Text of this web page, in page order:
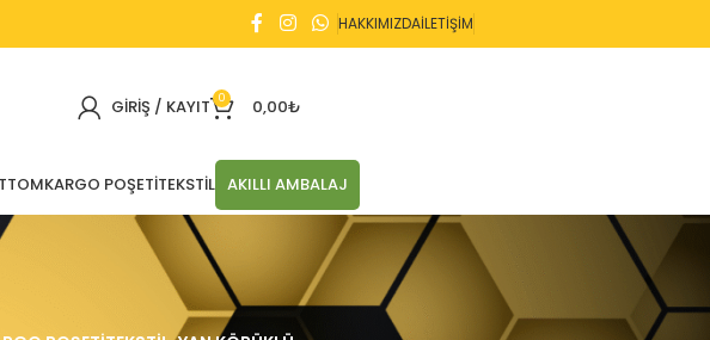
HAKKIMIZDAİLETİŞİM
GIRIŞ / KAYIT 0 0,00₺
KARGO POŞETITEKSTIL AKILLI AMBALAJ